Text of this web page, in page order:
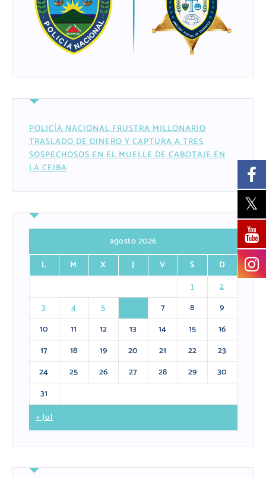
POLICÍA NACIONAL FRUSTRA MILLONARIO
TRASLADO DE DINERO Y CAPTURA A TRES
SOSPECHOSOS EN EL MUELLE DE CABOTAJE EN
LA CEIBA
agosto 2026
L
M X J V S
D
1
2
3
4 5 7 8
9
10
11 12 13 14 15
16
17
18 19 20 21 22
23
24
25 26 27 28 29
30
31
« Jul